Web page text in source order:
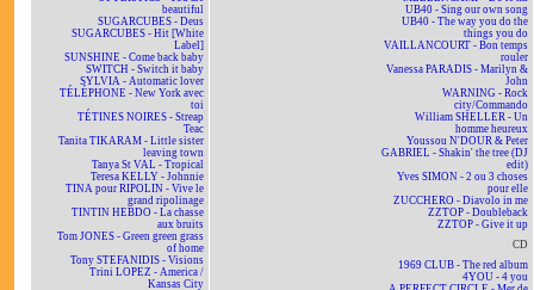
beautiful
SUGARCUBES - Deus
SUGARCUBES - Hit [White
Label]
SUNSHINE - Come back baby
SWITCH - Switch it baby
SYLVIA - Automatic lover
TÉLÉPHONE - New York avec
toi
TÉTINES NOIRES - Streap
Teac
Tanita TIKARAM - Little sister
leaving town
Tanya St VAL - Tropical
Teresa KELLY - Johnnie
TINA pour RIPOLIN - Vive le
grand ripolinage
TINTIN HEBDO - La chasse
aux bruits
Tom JONES - Green green grass
of home
Tony STEFANIDIS - Visions
Trini LOPEZ - America /
Kansas City
UB40 - Sing our own song
UB40 - The way you do the
things you do
VAILLANCOURT - Bon temps
rouler
Vanessa PARADIS - Marilyn &
John
WARNING - Rock
city/Commando
William SHELLER - Un
homme heureux
Youssou N'DOUR & Peter
GABRIEL - Shakin' the tree (DJ
edit)
Yves SIMON - 2 ou 3 choses
pour elle
ZUCCHERO - Diavolo in me
ZZTOP - Doubleback
ZZTOP - Give it up
CD
1969 CLUB - The red album
4YOU - 4 you